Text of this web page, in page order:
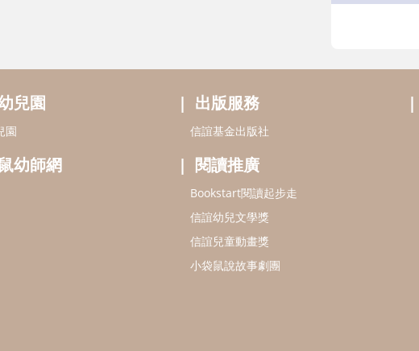
兒園
園
幼師網
出版服務
信誼基金出版社
閱讀推廣
Bookstart閱讀起步走
信誼幼兒文學獎
信誼兒童動畫獎
小袋鼠說故事劇團